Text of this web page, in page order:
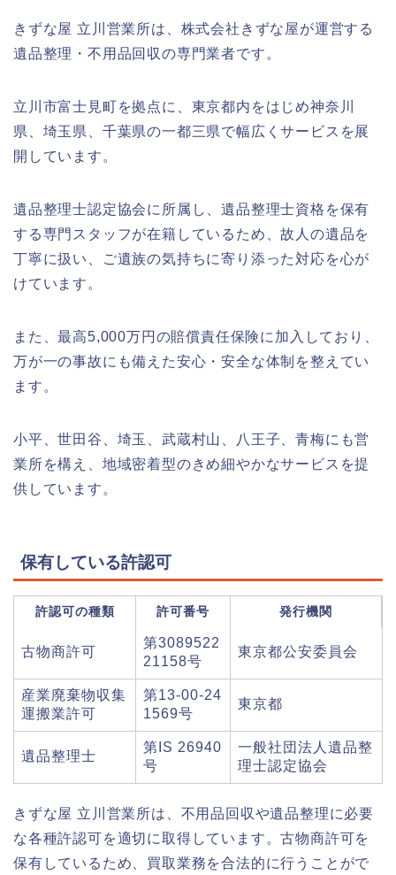
きずな屋 立川営業所は、株式会社きずな屋が運営する
遺品整理・不用品回収の専門業者です。
立川市富士見町を拠点に、東京都内をはじめ神奈川
県、埼玉県、千葉県の一都三県で幅広くサービスを展
開しています。
遺品整理士認定協会に所属し、遺品整理士資格を保有
する専門スタッフが在籍しているため、故人の遺品を
丁寧に扱い、ご遺族の気持ちに寄り添った対応を心が
けています。
また、最高5,000万円の賠償責任保険に加入しており、
万が一の事故にも備えた安心・安全な体制を整えてい
ます。
小平、世田谷、埼玉、武蔵村山、八王子、青梅にも営
業所を構え、地域密着型のきめ細やかなサービスを提
供しています。
保有している許認可
許認可の種類 許可番号 発行機関
古物商許可
第3089522
21158号
東京都公安委員会
産業廃棄物収集
運搬業許可
第13-00-24
1569号
東京都
遺品整理士
第IS 26940
号
一般社団法人遺品整
理士認定協会
きずな屋 立川営業所は、不用品回収や遺品整理に必要
な各種許認可を適切に取得しています。古物商許可を
保有しているため、買取業務を合法的に行うことがで